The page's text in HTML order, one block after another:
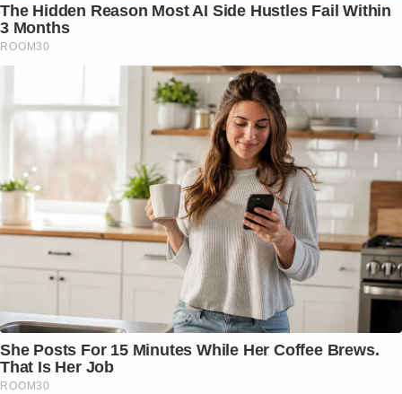
The Hidden Reason Most AI Side Hustles Fail Within
3 Months
ROOM30
She Posts For 15 Minutes While Her Coffee Brews.
That Is Her Job
ROOM30